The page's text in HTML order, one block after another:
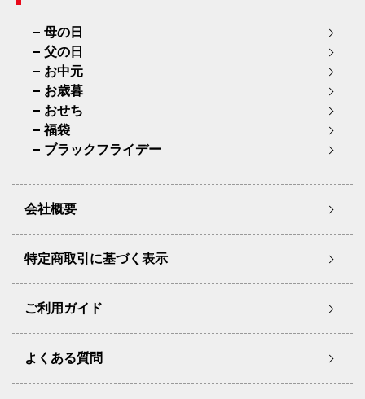
母の日
父の日
お中元
お歳暮
おせち
福袋
ブラックフライデー
会社概要
特定商取引に基づく表示
ご利用ガイド
よくある質問